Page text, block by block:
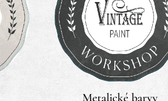
Metalické barvy